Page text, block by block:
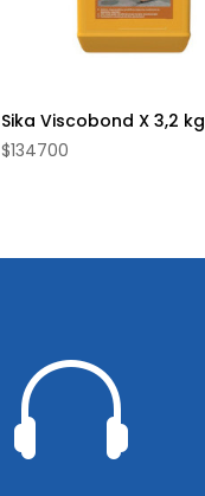
Sika Viscobond X 3,2 kg
$134700
